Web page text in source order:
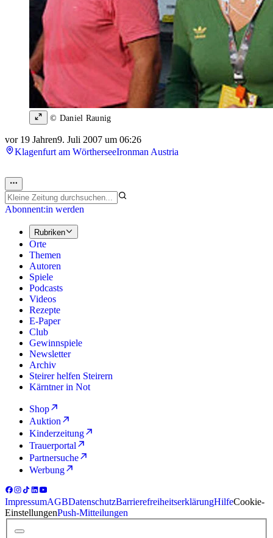
© Daniel Raunig
vor 19 Jahren9. Juli 2007 um 06:26
Klagenfurt am WörtherseeIronman Austria
Abonnent:in werden
Rubriken
Orte
Themen
Autoren
Spiele
Podcasts
Videos
Rezepte
E-Paper
Club
Gewinnspiele
Newsletter
Archiv
Steirer helfen Steirern
Kärntner in Not
Shop
Auktion
Kinderzeitung
Trauerportal
Partnersuche
Werbung
ImpressumAGBDatenschutzBarrierefreiheitserklärungHilfeCookie-
EinstellungenPush-Mitteilungen